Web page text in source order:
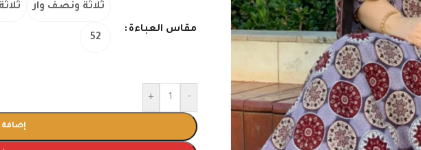
مقاس العباءة
ثلاثة ونصف وار
52
-
+
إضافة